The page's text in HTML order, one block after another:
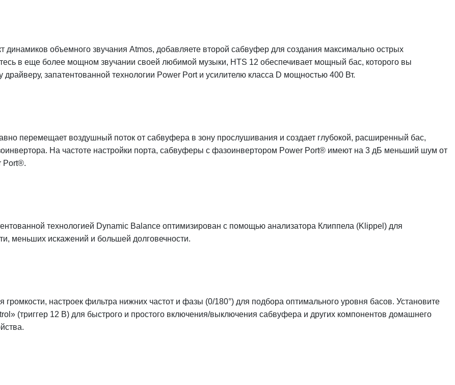
динамиков объемного звучания Atmos, добавляете второй сабвуфер для создания максимально острых
в еще более мощном звучании своей любимой музыки, HTS 12 обеспечивает мощный бас, которого вы
запатентованной технологии Power Port и усилителю класса D мощностью 400 Вт.
перемещает воздушный поток от сабвуфера в зону прослушивания и создает глубокой, расширенный бас,
На частоте настройки порта, сабвуферы с фазоинвертором Power Port® имеют на 3 дБ меньший шум от
Port®.
технологией Dynamic Balance оптимизирован с помощью анализатора Клиппела (Klippel) для
меньших искажений и большей долговечности.
настроек фильтра нижних частот и фазы (0/180°) для подбора оптимального уровня басов. Установите
(триггер 12 В) для быстрого и простого включения/выключения сабвуфера и других компонентов домашнего